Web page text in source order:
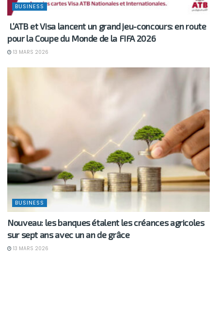
BUSINESS
L’ATB et Visa lancent un grand jeu-concours: en route
pour la Coupe du Monde de la FIFA 2026
13 MARS 2026
BUSINESS
Nouveau: les banques étalent les créances agricoles
sur sept ans avec un an de grâce
13 MARS 2026